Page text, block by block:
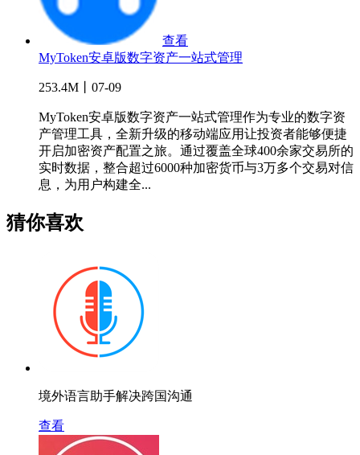
查看
MyToken安卓版数字资产一站式管理
253.4M丨07-09
MyToken安卓版数字资产一站式管理作为专业的数字资
产管理工具，全新升级的移动端应用让投资者能够便捷
开启加密资产配置之旅。通过覆盖全球400余家交易所的
实时数据，整合超过6000种加密货币与3万多个交易对信
息，为用户构建全...
猜你喜欢
境外语言助手解决跨国沟通
查看